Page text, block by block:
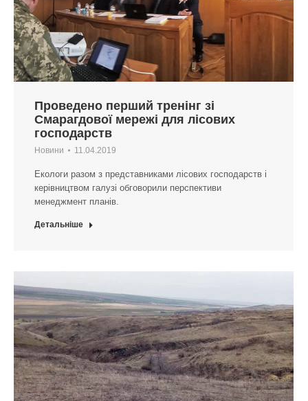
Проведено перший тренінг зі
Смарагдової мережі для лісових
господарств
Новини 11.04.2019
Екологи разом з представниками лісових господарств і
керівництвом галузі обговорили перспективи
менеджмент планів.
Детальніше